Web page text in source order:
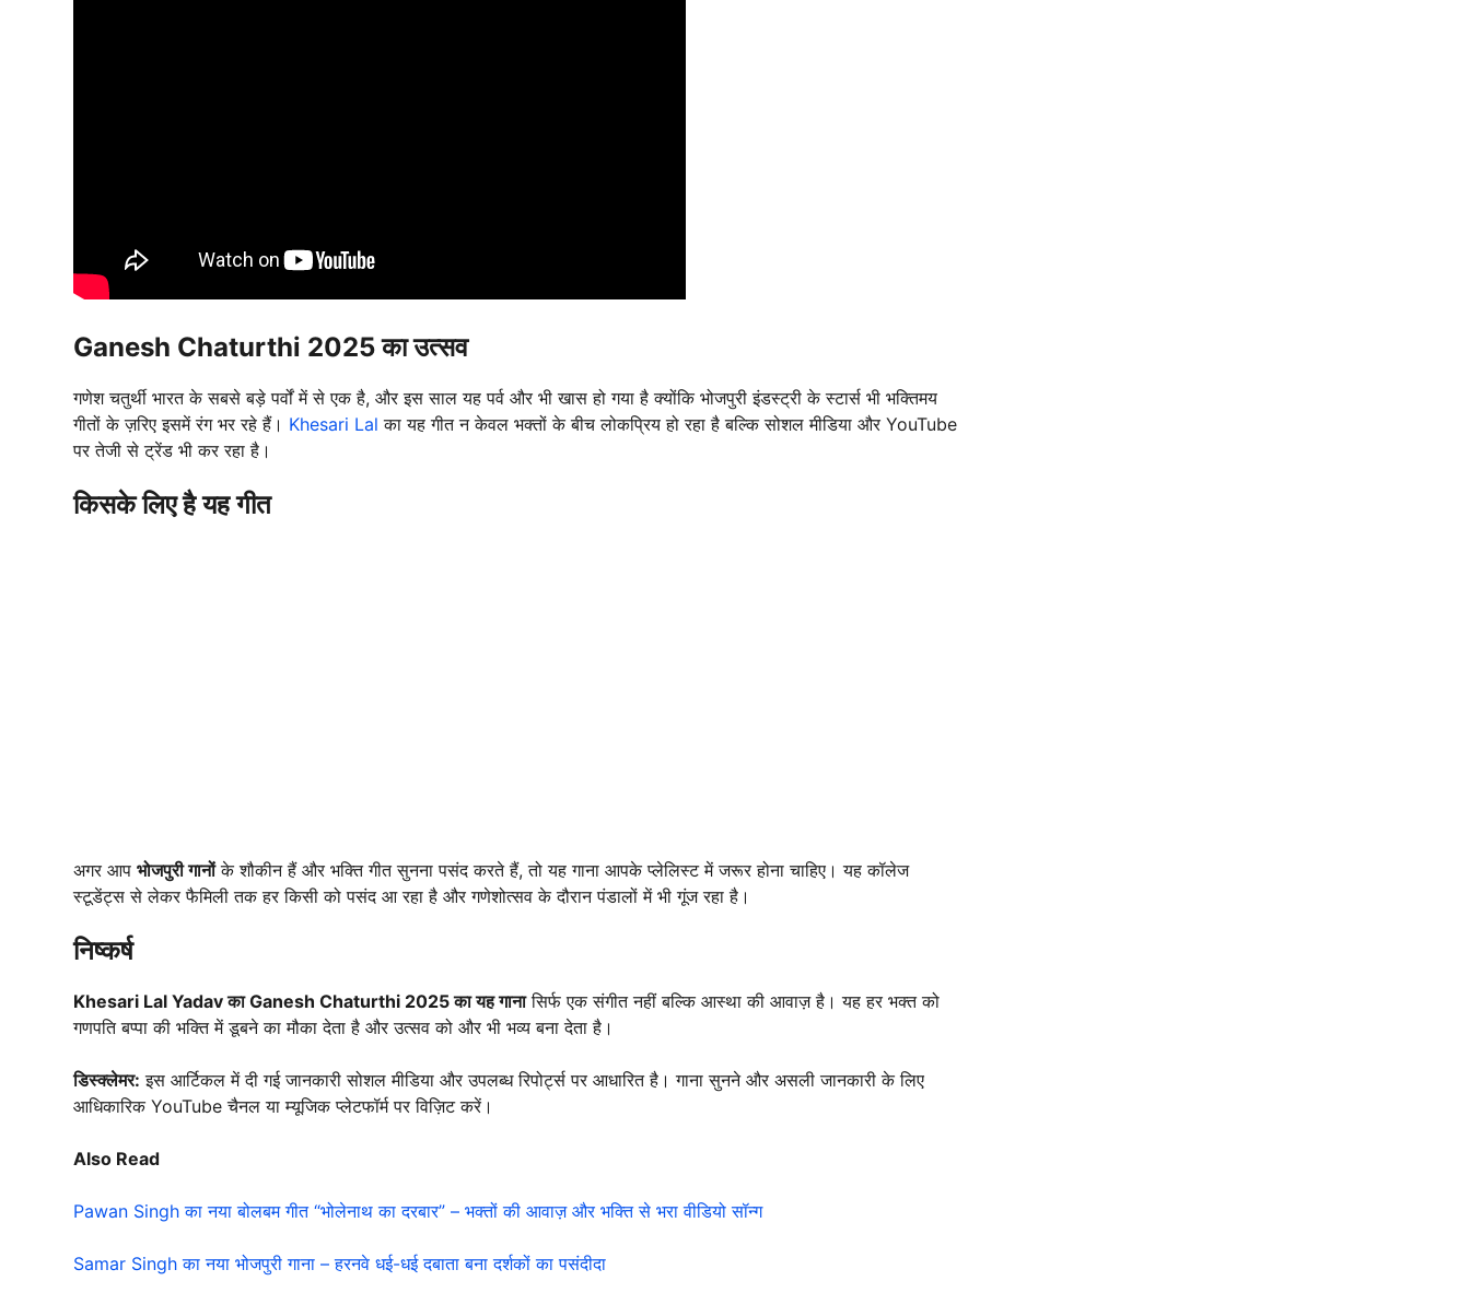
Ganesh Chaturthi 2025 का उत्सव
गणेश चतुर्थी भारत के सबसे बड़े पर्वों में से एक है, और इस साल यह पर्व और भी खास हो गया है क्योंकि भोजपुरी इंडस्ट्री के स्टार्स भी भक्तिमय
गीतों के ज़रिए इसमें रंग भर रहे हैं। Khesari Lal का यह गीत न केवल भक्तों के बीच लोकप्रिय हो रहा है बल्कि सोशल मीडिया और YouTube
पर तेजी से ट्रेंड भी कर रहा है।
किसके लिए है यह गीत
अगर आप भोजपुरी गानोंके शौकीन हैं और भक्ति गीत सुनना पसंद करते हैं, तो यह गाना आपके प्लेलिस्ट में जरूर होना चाहिए। यह कॉलेज
स्टूडेंट्स से लेकर फैमिली तक हर किसी को पसंद आ रहा है और गणेशोत्सव के दौरान पंडालों में भी गूंज रहा है।
निष्कर्ष
Khesari Lal Yadav का Ganesh Chaturthi 2025 का यह गानासिर्फ एक संगीत नहीं बल्कि आस्था की आवाज़ है। यह हर भक्त को
गणपति बप्पा की भक्ति में डूबने का मौका देता है और उत्सव को और भी भव्य बना देता है।
डिस्क्लेमर: इस आर्टिकल में दी गई जानकारी सोशल मीडिया और उपलब्ध रिपोर्ट्स पर आधारित है। गाना सुनने और असली जानकारी के लिए
आधिकारिक YouTube चैनल या म्यूजिक प्लेटफॉर्म पर विज़िट करें।
Also Read
Pawan Singh का नया बोलबम गीत “भोलेनाथ का दरबार” – भक्तों की आवाज़ और भक्ति से भरा वीडियो सॉन्ग
Samar Singh का नया भोजपुरी गाना – हरनवे धई-धई दबाता बना दर्शकों का पसंदीदा